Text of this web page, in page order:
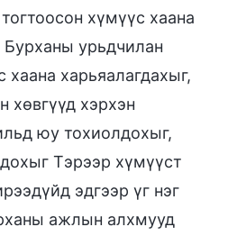
хүмүүс хаана
Бурханы урьдчилан
хаана харьяалагдахыг,
хөвгүүд хэрхэн
юу тохиолдохыг,
Тэрээр хүмүүст
эдгээр үг нэг
ажлын алхмууд